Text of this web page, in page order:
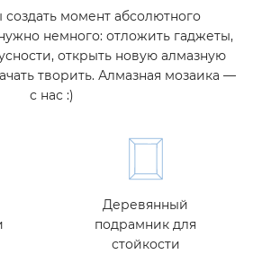
создать момент абсолютного
немного: отложить гаджеты,
открыть новую алмазную
творить. Алмазная мозаика —
с нас :)
Деревянный
подрамник для
стойкости